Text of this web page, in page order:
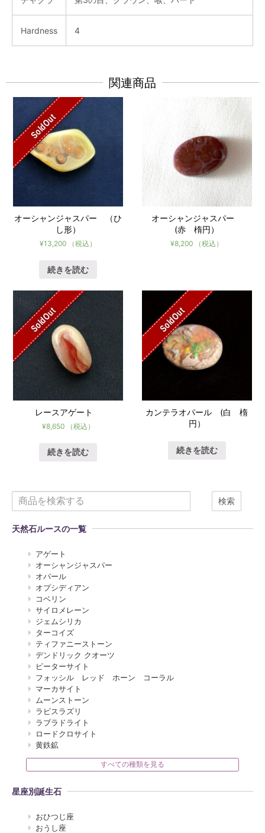
Hardness 4
関連商品
オーシャンジャスパー （ひ
し形）
¥13,200 （税込）
SoldOut
続きを読む
オーシャンジャスパー
(赤 楕円）
¥8,200 （税込）
レースアゲート
¥8,650 （税込）
SoldOut
続きを読む
カンテラオパール (白 楕
円）
SoldOut
続きを読む
検索
天然石ルースの一覧
アゲート
オーシャンジャスパー
オパール
オプシディアン
コベリン
サイロメレーン
ジェムシリカ
ターコイズ
ティファニーストーン
デンドリック クオーツ
ピーターサイト
フォッシル レッド ホーン コーラル
マーカサイト
ムーンストーン
ラピスラズリ
ラブラドライト
ロードクロサイト
黄鉄鉱
すべての種類を見る
星座別誕生石
おひつじ座
おうし座